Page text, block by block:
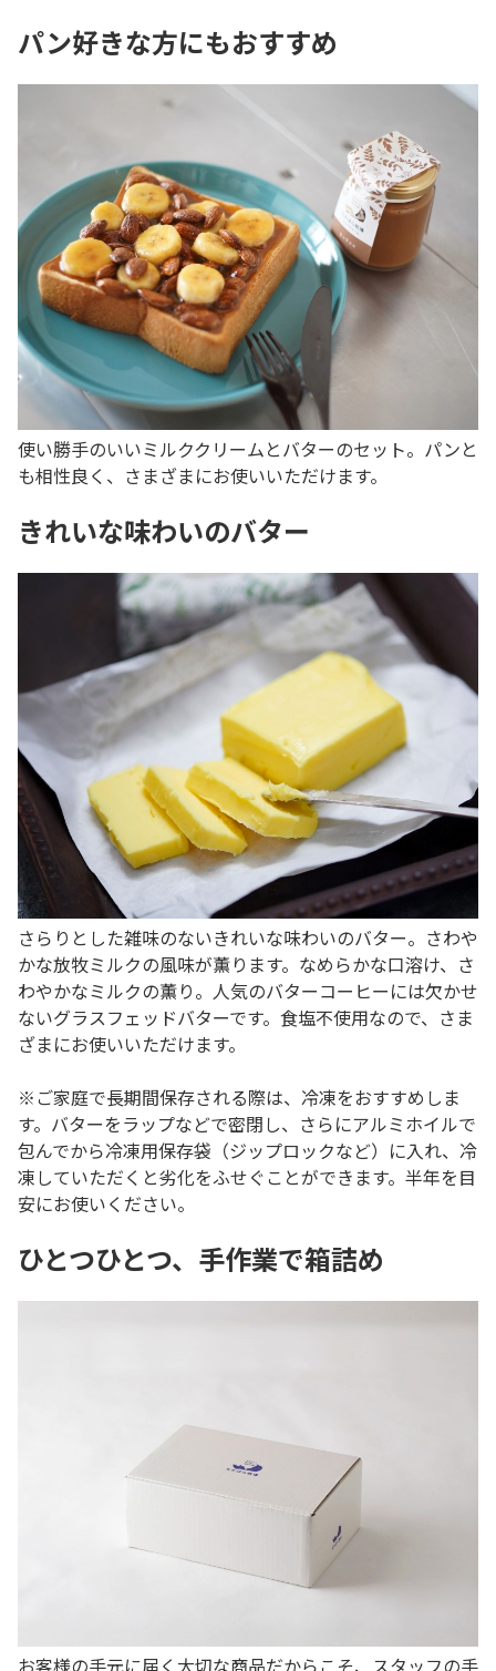
パン好きな方にもおすすめ
使い勝手のいいミルククリームとバターのセット。パンと
も相性良く、さまざまにお使いいただけます。
きれいな味わいのバター
さらりとした雑味のないきれいな味わいのバター。さわや
かな放牧ミルクの風味が薫ります。なめらかな口溶け、さ
わやかなミルクの薫り。人気のバターコーヒーには欠かせ
ないグラスフェッドバターです。食塩不使用なので、さま
ざまにお使いいただけます。
※ご家庭で長期間保存される際は、冷凍をおすすめしま
す。バターをラップなどで密閉し、さらにアルミホイルで
包んでから冷凍用保存袋（ジップロックなど）に入れ、冷
凍していただくと劣化をふせぐことができます。半年を目
安にお使いください。
ひとつひとつ、手作業で箱詰め
お客様の手元に届く大切な商品だからこそ、スタッフの手